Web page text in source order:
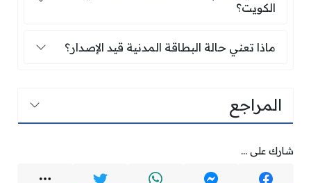
الكويت؟
ماذا تعني حالة البطاقة المدنية قيد الإصدار؟
ماذا تعني حالة البطاقة المدنية قيد الإصدار؟
المراجع
شارك على ...